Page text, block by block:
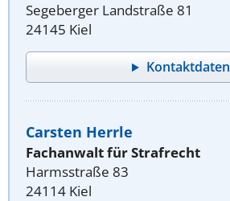
Segeberger Landstraße 81
24145 Kiel
Kontaktdaten
Carsten Herrle
Fachanwalt für Strafrecht
Harmsstraße 83
24114 Kiel